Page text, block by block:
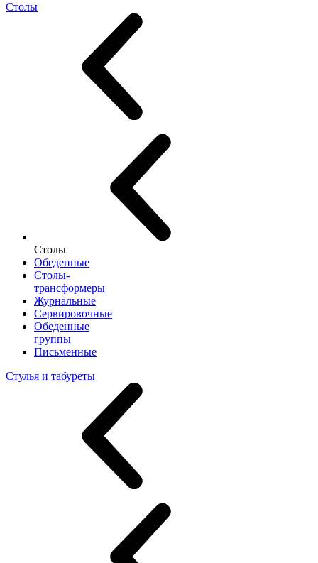
Столы
Столы
Обеденные
Столы-
трансформеры
Журнальные
Сервировочные
Обеденные
группы
Письменные
Стулья и табуреты